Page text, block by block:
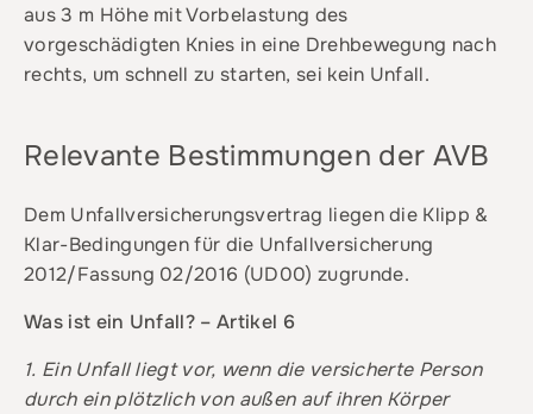
aus 3 m Höhe mit Vorbelastung des
vorgeschädigten Knies in eine Drehbewegung nach
rechts, um schnell zu starten, sei kein Unfall.
Relevante Bestimmungen der AVB
Dem Unfallversicherungsvertrag liegen die Klipp &
Klar-Bedingungen für die Unfallversicherung
2012/Fassung 02/2016 (UD00) zugrunde.
Was ist ein Unfall? – Artikel 6
1. Ein Unfall liegt vor, wenn die versicherte Person
durch ein plötzlich von außen auf ihren Körper